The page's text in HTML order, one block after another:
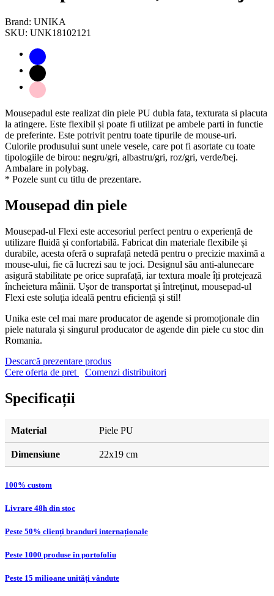
Brand: UNIKA
SKU: UNK18102121
Mousepadul este realizat din piele PU dubla fata, texturata si placuta
la atingere. Este flexibil și poate fi utilizat pe ambele parti in functie
de preferinte. Este potrivit pentru toate tipurile de mouse-uri.
Culorile produsului sunt unele vesele, care pot fi asortate cu toate
tipologiile de birou: negru/gri, albastru/gri, roz/gri, verde/bej.
Ambalare in polybag.
* Pozele sunt cu titlu de prezentare.
Mousepad din piele
Mousepad-ul Flexi este accesoriul perfect pentru o experiență de
utilizare fluidă și confortabilă. Fabricat din materiale flexibile și
durabile, acesta oferă o suprafață netedă pentru o precizie maximă a
mouse-ului, fie că lucrezi sau te joci. Designul său anti-alunecare
asigură stabilitate pe orice suprafață, iar textura moale îți protejează
încheietura mâinii. Ușor de transportat și întreținut, mousepad-ul
Flexi este soluția ideală pentru eficiență și stil!
Unika este cel mai mare producator de agende si promoționale din
piele naturala și singurul producator de agende din piele cu stoc din
Romania.
Descarcă prezentare produs
Cere oferta de pret
Comenzi distribuitori
Specificații
Material Piele PU
Dimensiune 22x19 cm
100% custom
Livrare 48h din stoc
Peste 50% clienți branduri internaționale
Peste 1000 produse în portofoliu
Peste 15 milioane unități vândute